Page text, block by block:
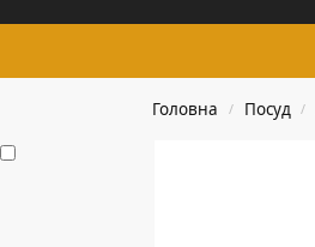
Головна / Посуд /